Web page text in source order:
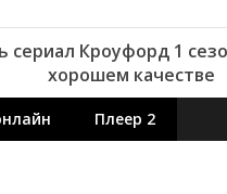
сериал Кроуфорд 1
хорошем качестве
Плеер 2